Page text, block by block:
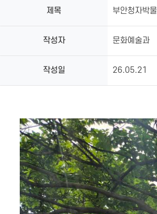
제목 부안청자박
작성자 문화예술과
작성일 26.05.21